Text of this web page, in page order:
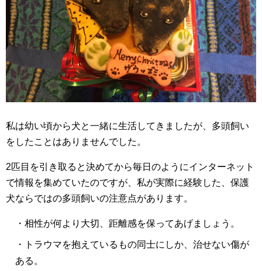
私は幼い頃から犬と一緒に生活してきましたが、多頭飼い
をしたことはありませんでした。
2匹目を引き取ると決めてから毎日のようにインターネット
で情報を集めていたのですが、私が実際に経験した、保護
犬ならではの多頭飼いの注意点があります。
・相性が何より大切、距離感を保ってあげましょう。
・トラウマを抱えているもの同士にしか、治せない傷が
ある。